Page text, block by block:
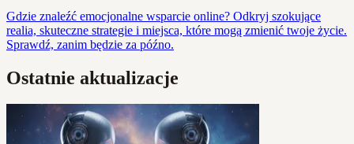
Gdzie znaleźć emocjonalne wsparcie online? Odkryj szokujące
realia, skuteczne strategie i miejsca, które mogą zmienić twoje życie.
Sprawdź, zanim będzie za późno.
Ostatnie aktualizacje